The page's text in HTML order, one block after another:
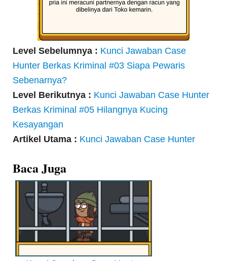
Level Sebelumnya : Kunci Jawaban Case
Hunter Berkas Kriminal #03 Siapa Pewaris
Sebenarnya?
Level Berikutnya : Kunci Jawaban Case Hunter
Berkas Kriminal #05 Hilangnya Kucing
Kesayangan
Artikel Utama : Kunci Jawaban Case Hunter
Baca Juga